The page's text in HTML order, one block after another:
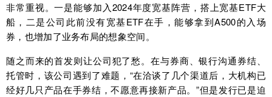
非常重视。一是能够加入2024年度宽基阵营，搭上宽基ETF大
船，二是公司此前没有宽基ETF在手，能够拿到A500的入场
券，也增加了业务布局的想象空间。
随之而来的首发则让公司犯了愁。在与券商、银行沟通券结、
托管时，该公司遇到了难题，“在洽谈了几个渠道后，大机构已
经好几只产品在手券结，不愿意再接新产品。”但是发行已是迫